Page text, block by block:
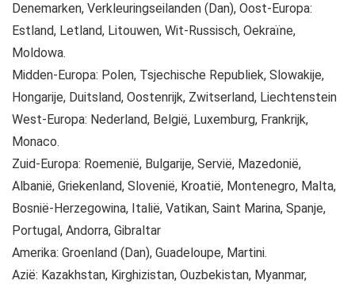
Denemarken, Verkleuringseilanden (Dan), Oost-Europa:
Estland, Letland, Litouwen, Wit-Russisch, Oekraïne,
Moldowa.
Midden-Europa: Polen, Tsjechische Republiek, Slowakije,
Hongarije, Duitsland, Oostenrijk, Zwitserland, Liechtenstein
West-Europa: Nederland, België, Luxemburg, Frankrijk,
Monaco.
Zuid-Europa: Roemenië, Bulgarije, Servië, Mazedonië,
Albanië, Griekenland, Slovenië, Kroatië, Montenegro, Malta,
Bosnië-Herzegowina, Italië, Vatikan, Saint Marina, Spanje,
Portugal, Andorra, Gibraltar
Amerika: Groenland (Dan), Guadeloupe, Martini.
Azië: Kazakhstan, Kirghizistan, Ouzbekistan, Myanmar,